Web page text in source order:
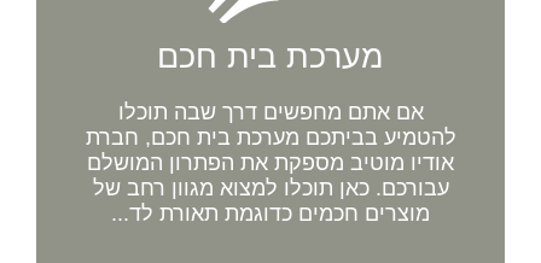
מערכת בית חכם
אם אתם מחפשים דרך שבה תוכלו
להטמיע בביתכם מערכת בית חכם, חברת
אודיו מוטיב מספקת את הפתרון המושלם
עבורכם. כאן תוכלו למצוא מגוון רחב של
מוצרים חכמים כדוגמת תאורת לד...